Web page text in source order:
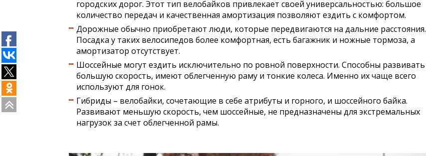
городских дорог. Этот тип велобайков привлекает своей универсальностью: большое
количество передач и качественная амортизация позволяют ездить с комфортом.
Дорожные обычно приобретают люди, которые передвигаются на дальние расстояния.
Посадка у таких велосипедов более комфортная, есть багажник и ножные тормоза, а
амортизатор отсутствует.
Шоссейные могут ездить исключительно по ровной поверхности. Способны развивать
большую скорость, имеют облегченную раму и тонкие колеса. Именно их чаще всего
используют для гонок.
Гибриды – велобайки, сочетающие в себе атрибуты и горного, и шоссейного байка.
Развивают меньшую скорость, чем шоссейные, не предназначены для экстремальных
нагрузок за счет облегченной рамы.